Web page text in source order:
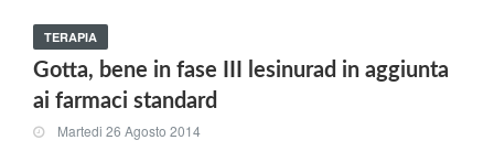
TERAPIA
Gotta, bene in fase III lesinurad in aggiunta
ai farmaci standard
Martedi 26 Agosto 2014